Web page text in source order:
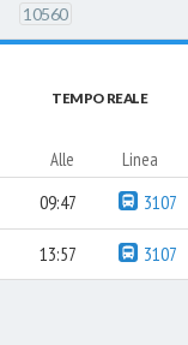
10560
TEMPO REALE
Alle Linea
09:47 3107
13:57 3107